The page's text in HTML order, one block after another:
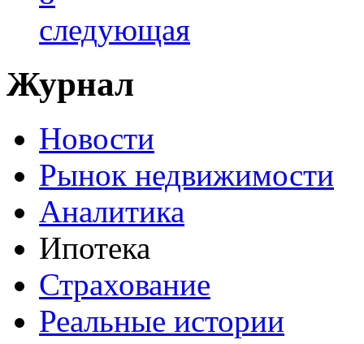
следующая
Журнал
Новости
Рынок недвижимости
Аналитика
Ипотека
Страхование
Реальные истории